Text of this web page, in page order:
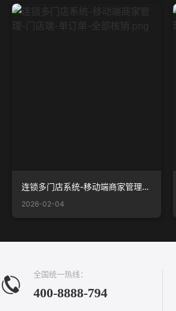
连锁多门店系统-移动端商家管理-门店端-单订单-全部核销.png
2026-02-04
全国统一热线：
400-8888-794